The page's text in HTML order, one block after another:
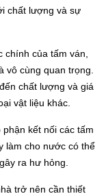
chất lượng và sự
chính của tấm ván,
vô cùng quan trọng.
chất lượng và giá
vật liệu khác.
kết nối các tấm
làm cho nước có thể
ra hư hỏng.
trở nên cần thiết